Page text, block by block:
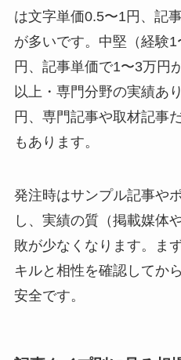
は文字単価0.5〜1円、記
が多いです。中堅（経験
円、記事単価で1〜3万円
以上・専門分野の実績あ
円、専門記事や取材記事
もあります。
発注時はサンプル記事や
し、実績の質（掲載媒体
敗が少なくなります。ま
キルと相性を確認してか
安全です。